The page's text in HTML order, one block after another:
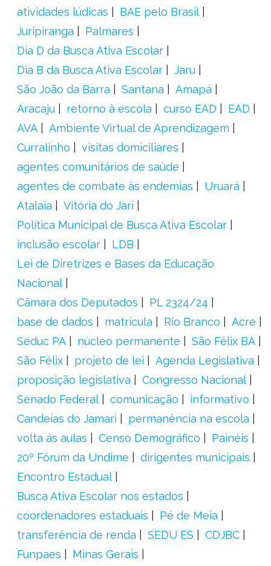
atividades lúdicas
BAE pelo Brasil
Juripiranga
Palmares
Dia D da Busca Ativa Escolar
Dia B da Busca Ativa Escolar
Jaru
São João da Barra
Santana
Amapá
Aracaju
retorno à escola curso EAD
EAD
AVA
Ambiente Virtual de Aprendizagem
Curralinho
visitas domiciliares
agentes comunitários de saúde
agentes de combate às endemias
Uruará
Atalaia
Vitória do Jari
Política Municipal de Busca Ativa Escolar
inclusão escolar
LDB
Lei de Diretrizes e Bases da Educação
Nacional
Câmara dos Deputados
PL 2324/24
base de dados
matrícula Rio Branco
Acre
Seduc PA
núcleo permanente
São Félix BA
São Félix
projeto de lei
Agenda Legislativa
proposição legislativa
Congresso Nacional
Senado Federal
comunicação
informativo
Candeias do Jamari
permanência na escola
volta ás aulas
Censo Demográfico
Painéis
20º Fórum da Undime
dirigentes municipais
Encontro Estadual
Busca Ativa Escolar nos estados
coordenadores estaduais
Pé de Meia
transferência de renda
SEDU ES
CDJBC
Funpaes
Minas Gerais